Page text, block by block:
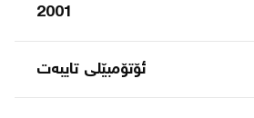
2001
ئۆتۆمبێلی تایبه‌ت